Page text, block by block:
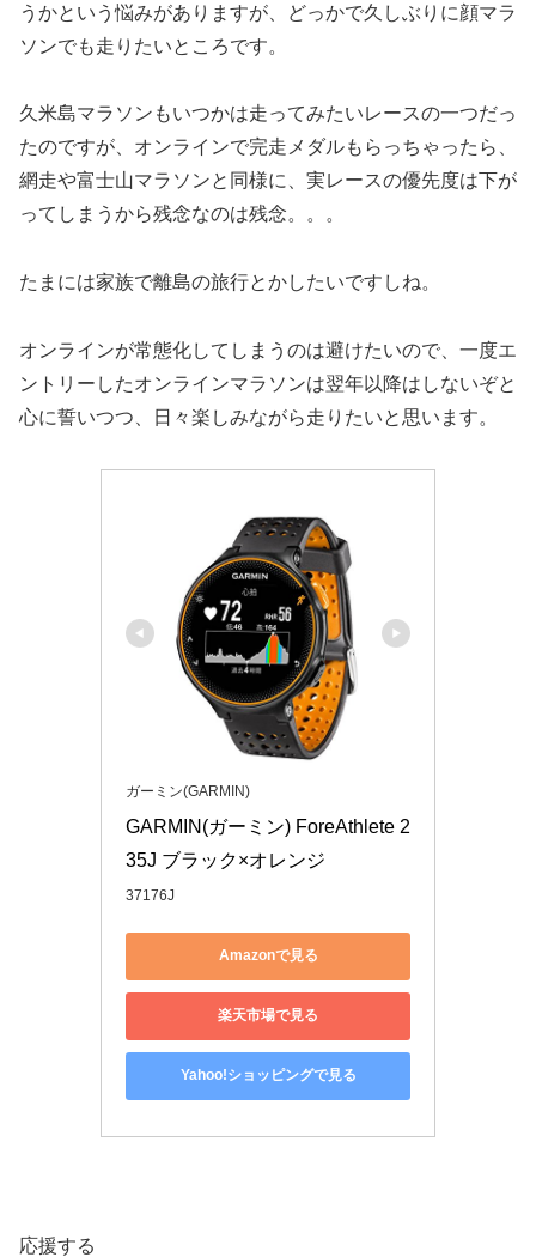
うかという悩みがありますが、どっかで久しぶりに顔マラ
ソンでも走りたいところです。
久米島マラソンもいつかは走ってみたいレースの一つだっ
たのですが、オンラインで完走メダルもらっちゃったら、
網走や富士山マラソンと同様に、実レースの優先度は下が
ってしまうから残念なのは残念。。。
たまには家族で離島の旅行とかしたいですしね。
オンラインが常態化してしまうのは避けたいので、一度エ
ントリーしたオンラインマラソンは翌年以降はしないぞと
心に誓いつつ、日々楽しみながら走りたいと思います。
ガーミン(GARMIN)
GARMIN(ガーミン) ForeAthlete 2
35J ブラック×オレンジ
37176J
Amazonで見る
楽天市場で見る
Yahoo!ショッピングで見る
応援する